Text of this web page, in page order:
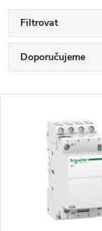
Filtrovat
Ř
a
Doporučujeme
Nejprodávanější
Abecedně